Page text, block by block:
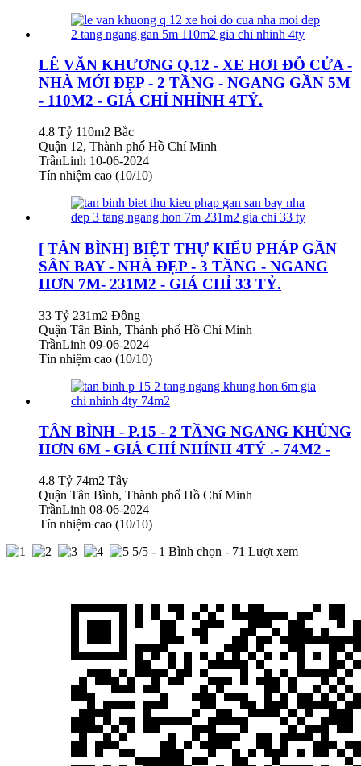
LÊ VĂN KHƯƠNG Q.12 - XE HƠI ĐỖ CỬA -
NHÀ MỚI ĐẸP - 2 TẦNG - NGANG GẦN 5M
- 110M2 - GIÁ CHỈ NHỈNH 4TỶ.
4.8 Tỷ 110m2 Bắc
Quận 12, Thành phố Hồ Chí Minh
TrầnLinh 10-06-2024
Tín nhiệm cao (10/10)
[ TÂN BÌNH] BIỆT THỰ KIỂU PHÁP GẦN
SÂN BAY - NHÀ ĐẸP - 3 TẦNG - NGANG
HƠN 7M- 231M2 - GIÁ CHỈ 33 TỶ.
33 Tỷ 231m2 Đông
Quận Tân Bình, Thành phố Hồ Chí Minh
TrầnLinh 09-06-2024
Tín nhiệm cao (10/10)
TÂN BÌNH - P.15 - 2 TẦNG NGANG KHỦNG
HƠN 6M - GIÁ CHỈ NHỈNH 4TỶ .- 74M2 -
4.8 Tỷ 74m2 Tây
Quận Tân Bình, Thành phố Hồ Chí Minh
TrầnLinh 08-06-2024
Tín nhiệm cao (10/10)
5/5 - 1 Bình chọn - 71 Lượt xem